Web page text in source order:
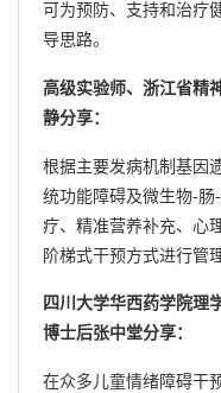
可为预防、支持和治疗
导思路。
高级实验师、浙江省精
静分享：
根据主要发病机制基因
统功能障碍及微生物-
疗、精准营养补充、心
阶梯式干预方式进行管理
四川大学华西药学院理
博士后张中堂分享：
在众多儿童情绪障碍干